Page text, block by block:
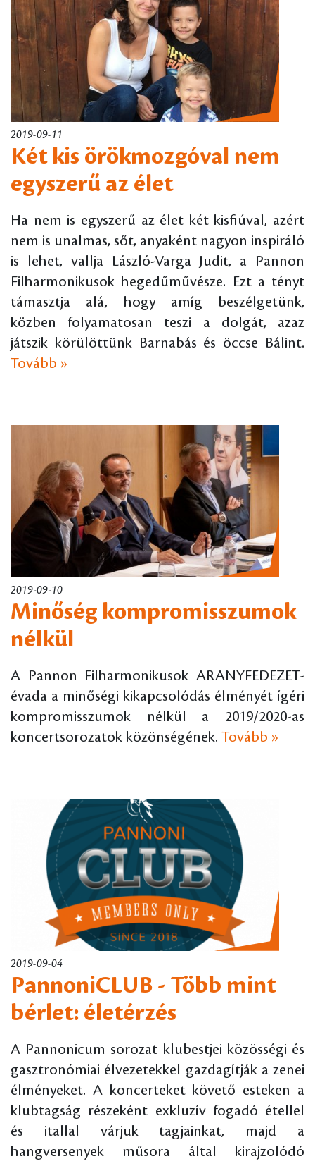
2019-09-11
Két kis örökmozgóval nem
egyszerű az élet
Ha nem is egyszerű az élet két kisfiúval, azért
nem is unalmas, sőt, anyaként nagyon inspiráló
is lehet, vallja László-Varga Judit, a Pannon
Filharmonikusok hegedűművésze. Ezt a tényt
támasztja alá, hogy amíg beszélgetünk,
közben folyamatosan teszi a dolgát, azaz
játszik körülöttünk Barnabás és öccse Bálint.
Tovább »
2019-09-10
Minőség kompromisszumok
nélkül
A Pannon Filharmonikusok ARANYFEDEZET-
évada a minőségi kikapcsolódás élményét ígéri
kompromisszumok nélkül a 2019/2020-as
koncertsorozatok közönségének. Tovább »
2019-09-04
PannoniCLUB - Több mint
bérlet: életérzés
A Pannonicum sorozat klubestjei közösségi és
gasztronómiai élvezetekkel gazdagítják a zenei
élményeket. A koncerteket követő esteken a
klubtagság részeként exkluzív fogadó étellel
és itallal várjuk tagjainkat, majd a
hangversenyek műsora által kirajzolódó